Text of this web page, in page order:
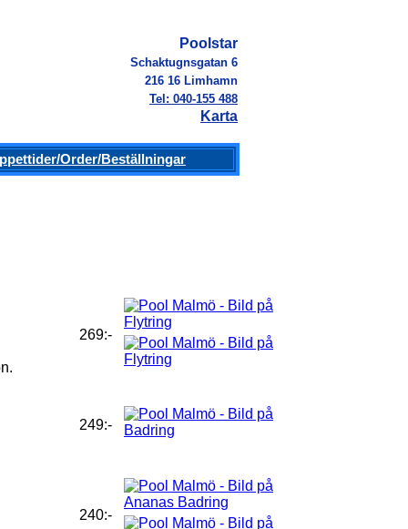
Poolstar
Schaktugnsgatan 6
216 16 Limhamn
Tel: 040-155 488
Karta
Order/Beställningar
269:-
249:-
240:-